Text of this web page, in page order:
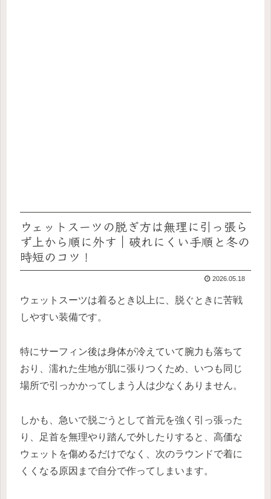
ウェットスーツの脱ぎ方は無理に引っ張ら
ず上から順に外す｜破れにくい手順と冬の
時短のコツ！
2026.05.18
ウェットスーツは着るとき以上に、脱ぐときに苦戦
しやすい装備です。
特にサーフィン後は身体が冷えていて腕力も落ちて
おり、濡れた生地が肌に張りつくため、いつも同じ
場所で引っかかってしまう人は少なくありません。
しかも、急いで脱ごうとして首元を強く引っ張った
り、足首を無理やり踏んで外したりすると、高価な
ウェットを傷めるだけでなく、次のラウンドで着に
くくなる原因まで自分で作ってしまいます。